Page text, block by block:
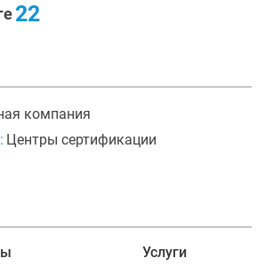
22
компания
Центры сертификации
Услуги